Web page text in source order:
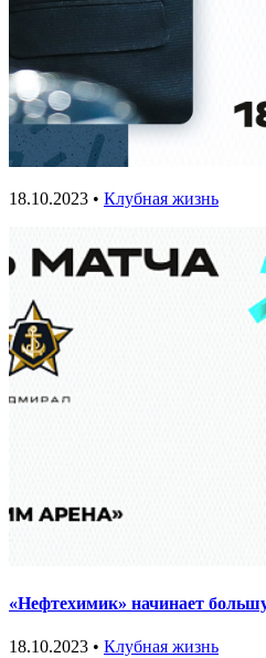
18.10.2023 • Клубная жизнь
«Нефтехимик» начинает
18.10.2023 • Клубная жизнь